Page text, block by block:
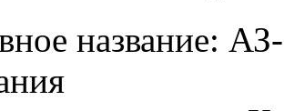
название: